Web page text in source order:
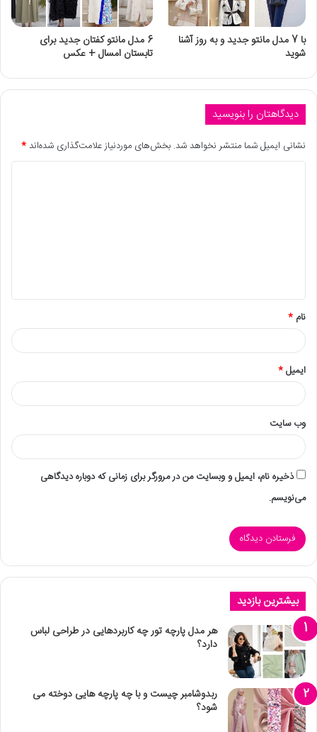
با 7 مدل مانتو جدید و به روز آشنا
شوید
6 مدل مانتو کفتان جدید برای
تابستان امسال + عکس
دیدگاهتان را بنویسید
نشانی ایمیل شما منتشر نخواهد شد. بخش‌های موردنیاز علامت‌گذاری شده‌اند*
نام *
ایمیل*
وب‌ سایت
ذخیره نام، ایمیل و وبسایت من در مرورگر برای زمانی که دوباره دیدگاهی
می‌نویسم.
بیشترین بازدید
هر مدل پارچه تور چه کاربردهایی در طراحی لباس
دارد؟
ربدوشامبر چیست و با چه پارچه هایی دوخته می
شود؟